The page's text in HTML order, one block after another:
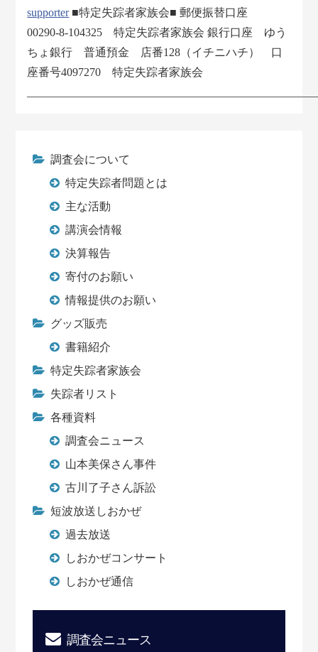
supporter■特定失踪者家族会■ 郵便振替口座
00290-8-104325 特定失踪者家族会 銀行口座 ゆう
ちょ銀行 普通預金 店番128（イチニハチ） 口
座番号4097270 特定失踪者家族会
調査会について
特定失踪者問題とは
主な活動
講演会情報
決算報告
寄付のお願い
情報提供のお願い
グッズ販売
書籍紹介
特定失踪者家族会
失踪者リスト
各種資料
調査会ニュース
山本美保さん事件
古川了子さん訴訟
短波放送しおかぜ
過去放送
しおかぜコンサート
しおかぜ通信
調査会ニュース